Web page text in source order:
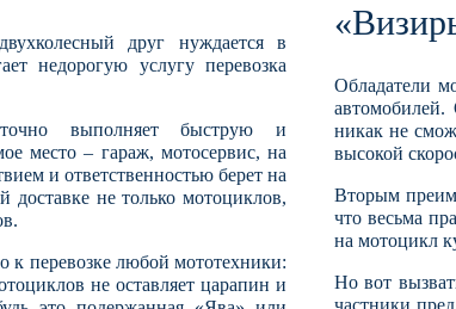
друг нуждается в
недорогую услугу перевозка
выполняет быструю и
место – гараж, мотосервис, на
и ответственностью берет на
доставке не только мотоциклов,
к перевозке любой мототехники:
не оставляет царапин и
Обладатели
никак не
высокой
Вторым
что весьма
на мотоцикл
Но вот
частники